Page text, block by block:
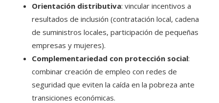
Orientación distributiva: vincular incentivos a
resultados de inclusión (contratación local, cadena
de suministros locales, participación de pequeñas
empresas y mujeres).
Complementariedad con protección social:
combinar creación de empleo con redes de
seguridad que eviten la caída en la pobreza ante
transiciones económicas.